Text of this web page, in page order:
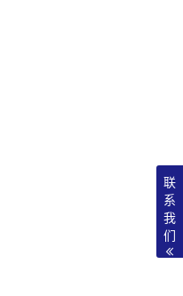
联
系
我
们